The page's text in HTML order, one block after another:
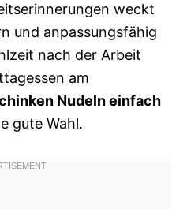
weckt
und anpassungsfähig
nach der Arbeit
am
Nudeln einfach
gute Wahl.